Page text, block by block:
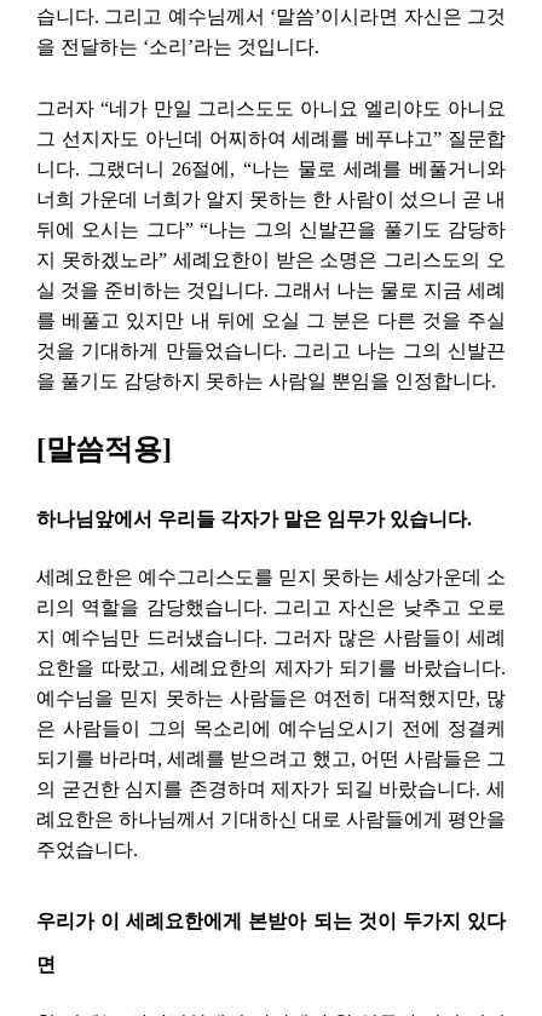
습니다. 그리고 예수님께서 ‘말씀’이시라면 자신은 그것
을 전달하는 ‘소리’라는 것입니다.
그러자 “네가 만일 그리스도도 아니요 엘리야도 아니요
그 선지자도 아닌데 어찌하여 세례를 베푸냐고” 질문합
니다. 그랬더니 26절에, “나는 물로 세례를 베풀거니와
너희 가운데 너희가 알지 못하는 한 사람이 섰으니 곧 내
뒤에 오시는 그다” “나는 그의 신발끈을 풀기도 감당하
지 못하겠노라” 세례요한이 받은 소명은 그리스도의 오
실 것을 준비하는 것입니다. 그래서 나는 물로 지금 세례
를 베풀고 있지만 내 뒤에 오실 그 분은 다른 것을 주실
것을 기대하게 만들었습니다. 그리고 나는 그의 신발끈
을 풀기도 감당하지 못하는 사람일 뿐임을 인정합니다.
[말씀적용]
하나님앞에서 우리들 각자가 맡은 임무가 있습니다.
세례요한은 예수그리스도를 믿지 못하는 세상가운데 소
리의 역할을 감당했습니다. 그리고 자신은 낮추고 오로
지 예수님만 드러냈습니다. 그러자 많은 사람들이 세례
요한을 따랐고, 세례요한의 제자가 되기를 바랐습니다.
예수님을 믿지 못하는 사람들은 여전히 대적했지만, 많
은 사람들이 그의 목소리에 예수님오시기 전에 정결케
되기를 바라며, 세례를 받으려고 했고, 어떤 사람들은 그
의 굳건한 심지를 존경하며 제자가 되길 바랐습니다. 세
례요한은 하나님께서 기대하신 대로 사람들에게 평안을
주었습니다.
우리가 이 세례요한에게 본받아 되는 것이 두가지 있다
면